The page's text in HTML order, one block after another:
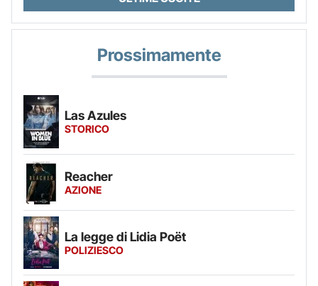
Prossimamente
Las Azules
STORICO
Reacher
AZIONE
La legge di Lidia Poët
POLIZIESCO